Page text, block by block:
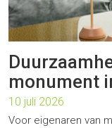
monument
10 juli 2026
Voor eigenaren van